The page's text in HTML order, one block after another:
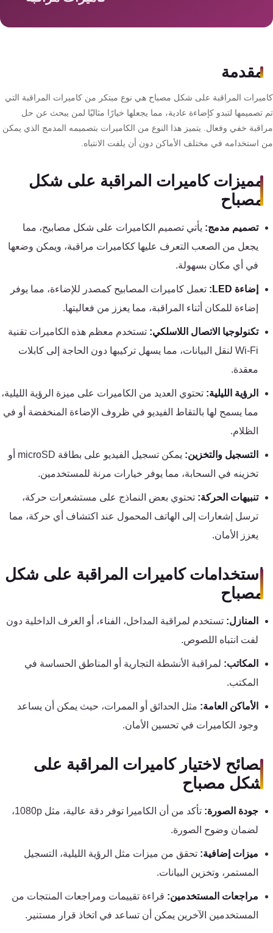
مقدمة
المراقبة على شكل مصباح هي نوع مبتكر من كاميرات المراقبة التي
تصميمها لتبدو كإضاءة عادية، مما يجعلها خيارًا مثاليًا لمن يبحث عن حل
خفي وفعال. يتميز هذا النوع من الكاميرات بتصميمه المدمج الذي يمكن
استخدامه في مختلف الأماكن دون أن يلفت الانتباه.
مميزات كاميرات المراقبة على شكل
مصباح
تصميم مدمج:يأتي تصميم الكاميرات على شكل مصابيح، مما
يجعل من الصعب التعرف عليها ككاميرات مراقبة، ويمكن وضعها
في أي مكان بسهولة.
إضاءة LED:
تعمل كاميرات المصابيح كمصدر للإضاءة، مما يوفر
إضاءة للمكان أثناء المراقبة، مما يعزز من فعاليتها.
تكنولوجيا الاتصال اللاسلكي: تستخدم معظم هذه الكاميرات تقنية
Wi-Fi لنقل البيانات، مما يسهل تركيبها دون الحاجة إلى كابلات
معقدة.
الرؤية الليلية:تحتوي العديد من الكاميرات على ميزة الرؤية الليلية،
مما يسمح لها بالتقاط الفيديو في ظروف الإضاءة المنخفضة أو في
الظلام.
التسجيل والتخزين:
يمكن تسجيل الفيديو على بطاقة microSD أو
تخزينه في السحابة، مما يوفر خيارات مرنة للمستخدمين.
تنبيهات الحركة:تحتوي بعض النماذج على مستشعرات حركة،
ترسل إشعارات إلى الهاتف المحمول عند اكتشاف أي حركة، مما
يعزز الأمان.
استخدامات كاميرات المراقبة على شكل
مصباح
المنازل: تستخدم لمراقبة المداخل، الفناء، أو الغرف الداخلية دون
لفت انتباه اللصوص.
المكاتب:لمراقبة الأنشطة التجارية أو المناطق الحساسة في
المكتب.
الأماكن العامة:مثل الحدائق أو الممرات، حيث يمكن أن يساعد
وجود الكاميرات في تحسين الأمان.
نصائح لاختيار كاميرات المراقبة على
شكل مصباح
جودة الصورة:
تأكد من أن الكاميرا توفر دقة عالية، مثل 1080p،
لضمان وضوح الصورة.
ميزات إضافية:تحقق من ميزات مثل الرؤية الليلية، التسجيل
المستمر، وتخزين البيانات.
مراجعات المستخدمين:قراءة تقييمات ومراجعات المنتجات من
المستخدمين الآخرين يمكن أن تساعد في اتخاذ قرار مستنير.
هوم
سيستم
حلول
أمنية
للشركات
جهاز
بصمة
الحضور
والانصراف
شبكات
المحمول
والانترنت
انتركم
أنظمة
إنذار
السرقة
أنظمة
الحريق
أكسيس